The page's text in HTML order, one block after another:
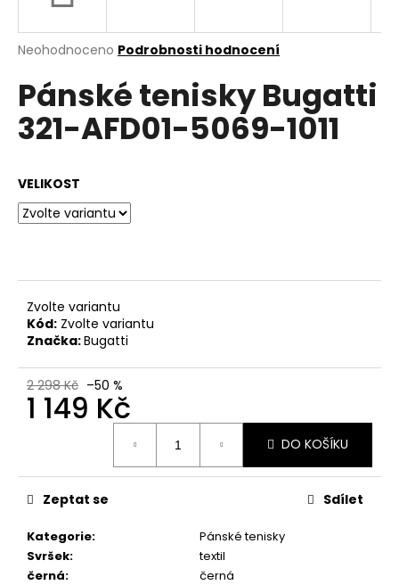
Průměrné
produktu
je
0,0
z
Neohodnoceno Podrobnosti hodnocení
Pánské tenisky Bugatti
321-AFD01-5069-1011
VELIKOST
Zvolte variantu
Kód: Zvolte variantu
Značka:Bugatti
2 298 Kč –50 %
1 149 Kč
DO KOŠÍKU
Kategorie:
Pánské tenisky
Svršek:
textil
černá:
černá
Zeptat se Sdílet
j
t
?
D
o
p
o
r
u
č
m
e
PRIMIGI
2418511